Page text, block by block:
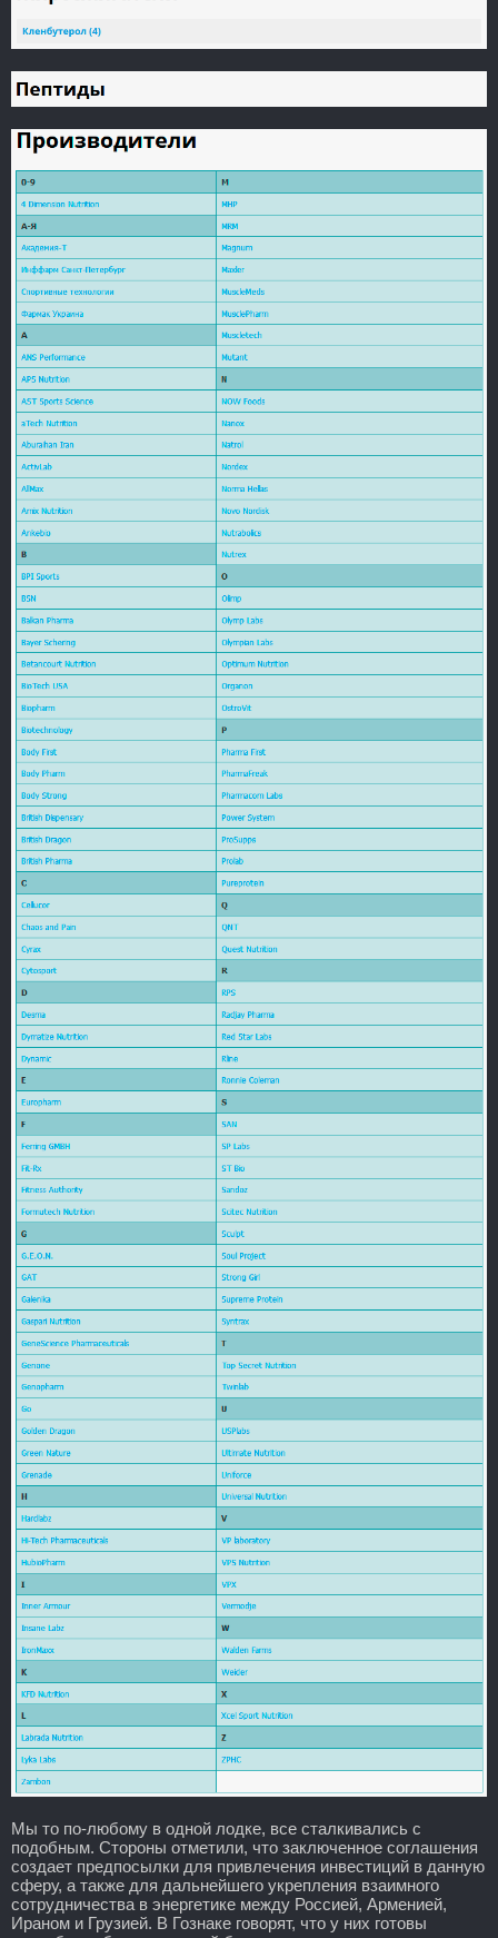
Мы то по-любому в одной лодке, все сталкивались с
подобным. Стороны отметили, что заключенное соглашения
создает предпосылки для привлечения инвестиций в данную
сферу, а также для дальнейшего укрепления взаимного
сотрудничества в энергетике между Россией, Арменией,
Ираном и Грузией. В Гознаке говорят, что у них готовы